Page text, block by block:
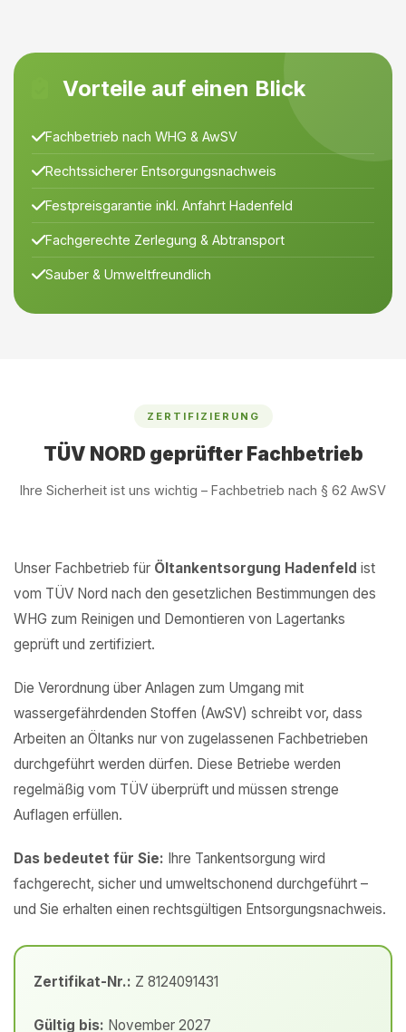
Vorteile auf einen Blick
Fachbetrieb nach WHG & AwSV
Rechtssicherer Entsorgungsnachweis
Festpreisgarantie inkl. Anfahrt Hadenfeld
Fachgerechte Zerlegung & Abtransport
Sauber & Umweltfreundlich
ZERTIFIZIERUNG
TÜV NORD geprüfter Fachbetrieb
Ihre Sicherheit ist uns wichtig – Fachbetrieb nach § 62 AwSV
Unser Fachbetrieb für Öltankentsorgung Hadenfeld ist
vom TÜV Nord nach den gesetzlichen Bestimmungen des
WHG zum Reinigen und Demontieren von Lagertanks
geprüft und zertifiziert.
Die Verordnung über Anlagen zum Umgang mit
wassergefährdenden Stoffen (AwSV) schreibt vor, dass
Arbeiten an Öltanks nur von zugelassenen Fachbetrieben
durchgeführt werden dürfen. Diese Betriebe werden
regelmäßig vom TÜV überprüft und müssen strenge
Auflagen erfüllen.
Das bedeutet für Sie: Ihre Tankentsorgung wird
fachgerecht, sicher und umweltschonend durchgeführt –
und Sie erhalten einen rechtsgültigen Entsorgungsnachweis.
Zertifikat-Nr.: Z 8124091431
Gültig bis: November 2027